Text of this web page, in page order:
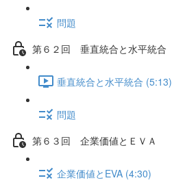
問題
第６２回 垂直統合と水平統合
垂直統合と水平統合 (5:13)
問題
第６３回 企業価値とＥＶＡ
企業価値とEVA (4:30)